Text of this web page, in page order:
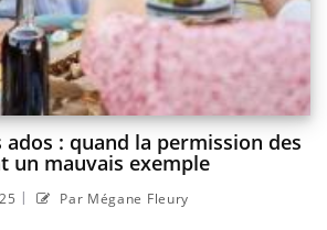
: quand la permission des
un mauvais exemple
| Par Mégane Fleury